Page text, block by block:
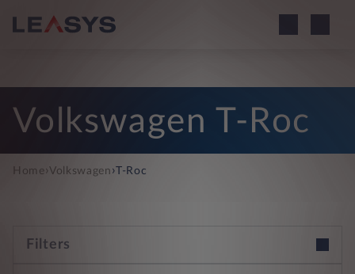
Volkswagen T-Roc
Home› Volkswagen › T-Roc
Filters